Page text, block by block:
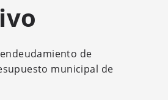
de
municipal de